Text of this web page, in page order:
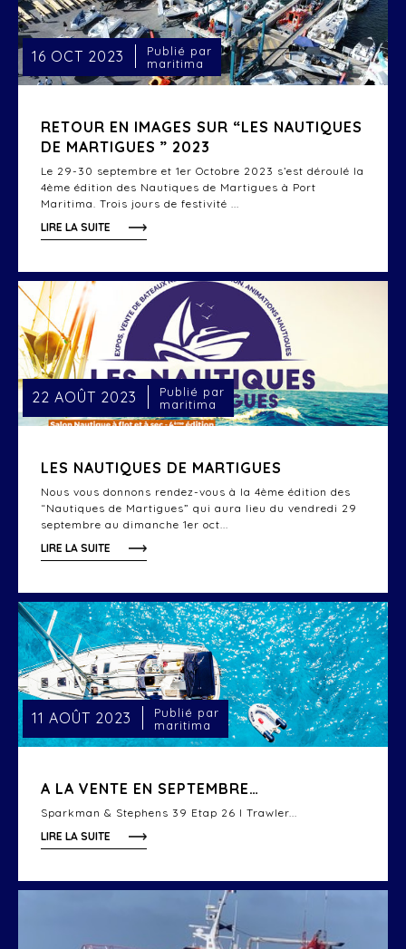
16 OCT 2023
Publié par
maritima
RETOUR EN IMAGES SUR “LES NAUTIQUES
DE MARTIGUES ” 2023
Le 29-30 septembre et 1er Octobre 2023 s’est déroulé la
4ème édition des Nautiques de Martigues à Port
Maritima. Trois jours de festivité ...
LIRE LA SUITE
22 AOÛT 2023
Publié par
maritima
LES NAUTIQUES DE MARTIGUES
Nous vous donnons rendez-vous à la 4ème édition des
“Nautiques de Martigues” qui aura lieu du vendredi 29
septembre au dimanche 1er oct...
LIRE LA SUITE
11 AOÛT 2023
Publié par
maritima
A LA VENTE EN SEPTEMBRE…
Sparkman & Stephens 39 Etap 26 I Trawler...
LIRE LA SUITE